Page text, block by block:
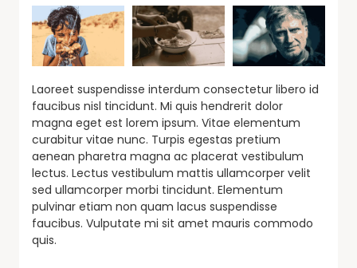
Laoreet suspendisse interdum consectetur libero id
faucibus nisl tincidunt. Mi quis hendrerit dolor
magna eget est lorem ipsum. Vitae elementum
curabitur vitae nunc. Turpis egestas pretium
aenean pharetra magna ac placerat vestibulum
lectus. Lectus vestibulum mattis ullamcorper velit
sed ullamcorper morbi tincidunt. Elementum
pulvinar etiam non quam lacus suspendisse
faucibus. Vulputate mi sit amet mauris commodo
quis.